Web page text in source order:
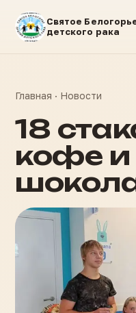
Святое
детского рака
Главная · Новости
18
кофе и